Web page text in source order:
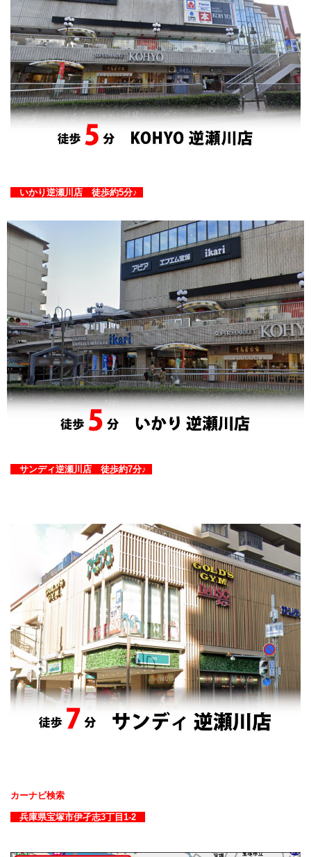
いかり逆瀬川店 徒歩約5分♪
サンディ逆瀬川店 徒歩約7分♪
カーナビ検索
兵庫県宝塚市伊孑志3丁目1-2